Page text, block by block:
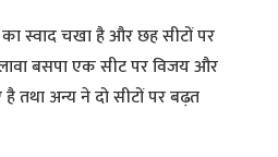
स्वाद चखा है और छह सीटों पर
बसपा एक सीट पर विजय और
तथा अन्य ने दो सीटों पर बढ़त